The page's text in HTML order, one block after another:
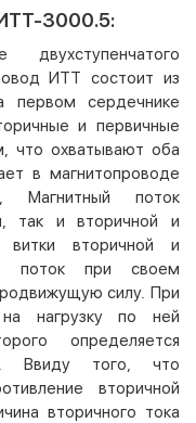
3000.5:
ИТТ состоит из
первом сердечнике
и первичные
что охватывают оба
в магнитопроводе
Магнитный поток
так и вторичной и
витки вторичной и
поток при своем
силу. При
нагрузку по ней
определяется
Ввиду того, что
вторичной
вторичного тока